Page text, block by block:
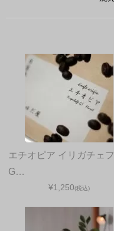
エチオピア イリガチェフ
G…
¥1,250(税込)